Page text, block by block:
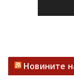
Новините